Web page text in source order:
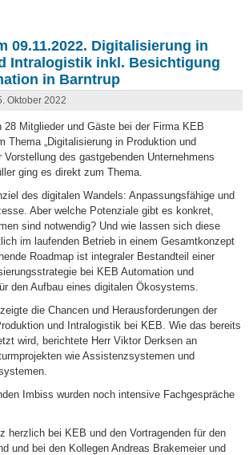
09.11.2022. Digitalisierung in
Intralogistik inkl. Besichtigung
in Barntrup
Oktober 2022
28 Mitglieder und Gäste bei der Firma KEB
Thema „Digitalisierung in Produktion und
Vorstellung des gastgebenden Unternehmens
ging es direkt zum Thema.
des digitalen Wandels: Anpassungsfähige und
Aber welche Potenziale gibt es konkret,
sind notwendig? Und wie lassen sich diese
im laufenden Betrieb in einem Gesamtkonzept
Roadmap ist integraler Bestandteil einer
bei KEB Automation und
den Aufbau eines digitalen Ökosystems.
die Chancen und Herausforderungen der
und Intralogistik bei KEB. Wie das bereits
wird, berichtete Herr Viktor Derksen an
wie Assistenzsystemen und
Imbiss wurden noch intensive Fachgespräche
herzlich bei KEB und den Vortragenden für den
und bei den Kollegen Andreas Brakemeier und